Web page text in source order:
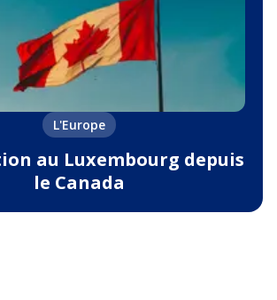
L'Europe
au Luxembourg depuis
le Canada